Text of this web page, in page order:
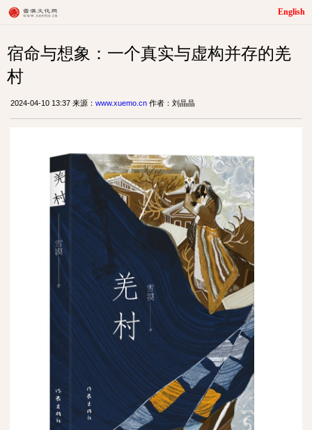
English
宿命与想象：一个真实与虚构并存的羌
村
2024-04-10 13:37 来源： www.xuemo.cn 作者：刘晶晶